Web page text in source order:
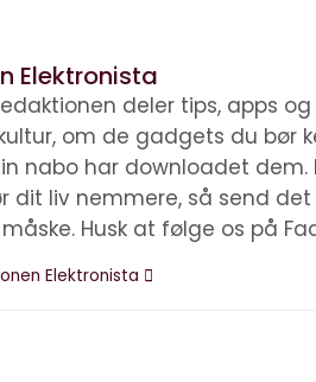
Elektronista
deler tips, apps
om de gadgets du bør
nabo har downloadet
dit liv nemmere, så send
Husk at følge os på
Elektronista